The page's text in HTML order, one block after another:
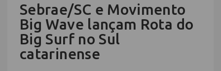
Sebrae/SC e Movimento
Big Wave lançam Rota do
Big Surf no Sul
catarinense